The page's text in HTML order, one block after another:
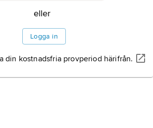
eller
Logga in
din kostnadsfria provperiod härifrån.